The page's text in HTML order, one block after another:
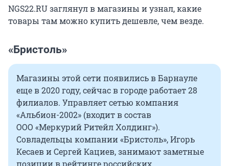
NGS22.RU заглянул в магазины и узнал, какие
товары там можно купить дешевле, чем везде.
«Бристоль»
Магазины этой сети появились в Барнауле
еще в 2020 году, сейчас в городе работает 28
филиалов. Управляет сетью компания
«Альбион-2002» (входит в состав
ООО «Меркурий Ритейл Холдинг»).
Совладельцы компании «Бристоль», Игорь
Кесаев и Сергей Кациев, занимают заметные
позиции в рейтинге российских